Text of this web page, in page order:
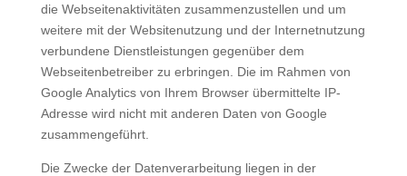
die Webseitenaktivitäten zusammenzustellen und um
weitere mit der Websitenutzung und der Internetnutzung
verbundene Dienstleistungen gegenüber dem
Webseitenbetreiber zu erbringen. Die im Rahmen von
Google Analytics von Ihrem Browser übermittelte IP-
Adresse wird nicht mit anderen Daten von Google
zusammengeführt.
Die Zwecke der Datenverarbeitung liegen in der